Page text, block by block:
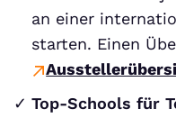
an einer
starten. Einen
Top-Schools für